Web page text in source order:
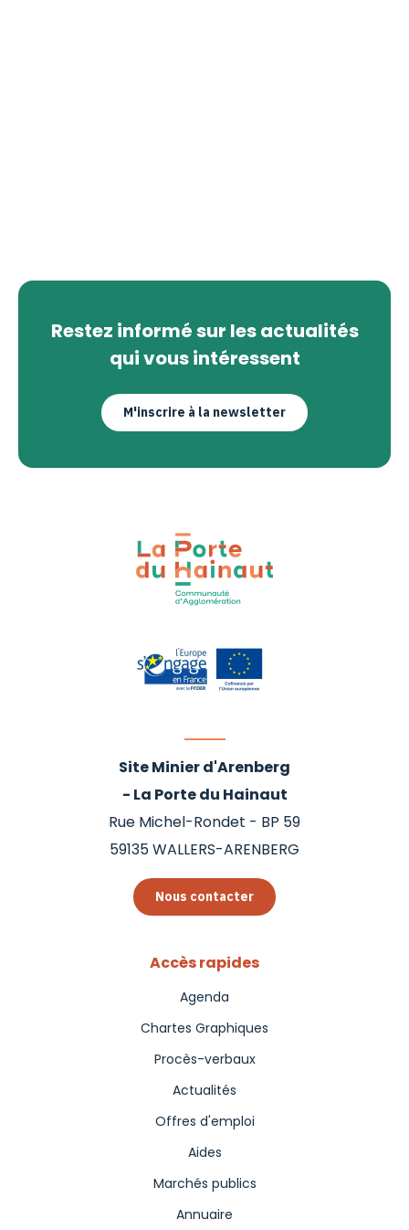
Restez informé sur les actualités
qui vous intéressent
M'inscrire à la newsletter
Site Minier d'Arenberg
- La Porte du Hainaut
Rue Michel-Rondet - BP 59
59135WALLERS-ARENBERG
Nous contacter
Accès rapides
Agenda
Chartes Graphiques
Procès-verbaux
Actualités
Offres d'emploi
Aides
Marchés publics
Annuaire